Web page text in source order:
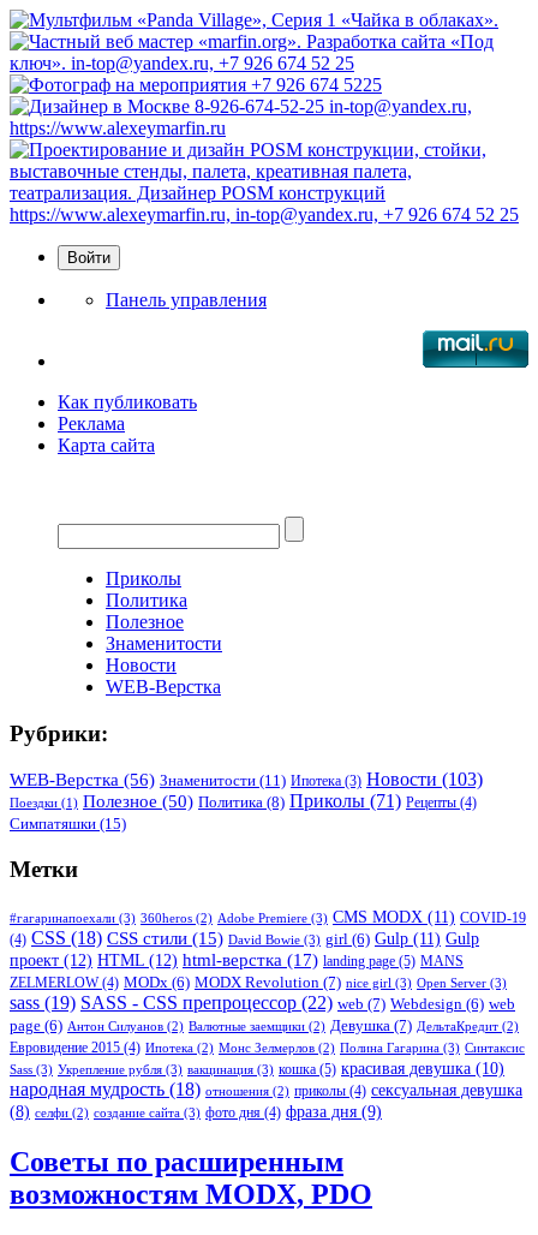
Панель управления
Как публиковать
Реклама
Карта сайта
Приколы
Политика
Полезное
Знаменитости
Новости
WEB-Верстка
Рубрики:
WEB-Верстка (56) Знаменитости (11) Ипотека (3) Новости (103)
Поездки (1) Полезное (50) Политика (8) Приколы (71) Рецепты (4)
Симпатяшки (15)
Метки
#гагаринапоехали (3) 360heros (2) Adobe Premiere (3) CMS MODX (11) COVID-19
(4) CSS (18) CSS стили (15) David Bowie (3) girl (6) Gulp (11) Gulp
проект (12) HTML (12) html-верстка (17) landing page (5) MANS
ZELMERLOW(4) MODx (6) MODX Revolution (7) nice girl (3) Open Server (3)
sass (19) SASS - CSS препроцессор (22) web (7) Webdesign (6) web
page (6) Антон Силуанов (2) Валютные заемщики (2) Девушка (7) ДельтаКредит (2)
Евровидение 2015 (4) Ипотека (2) Монс Зелмерлов (2) Полина Гагарина (3) Синтаксис
Sass (3) Укрепление рубля (3) вакцинация (3) кошка (5) красивая девушка (10)
народная мудрость (18) отношения (2) приколы (4) сексуальная девушка
(8) селфи (2) создание сайта (3) фото дня (4) фраза дня (9)
Советы по расширенным
возможностям MODX, PDO